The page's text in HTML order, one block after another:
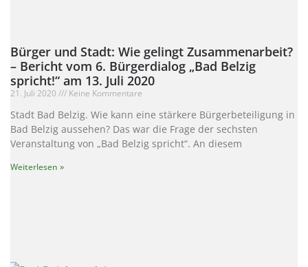
Bürger und Stadt: Wie gelingt Zusammenarbeit?
– Bericht vom 6. Bürgerdialog „Bad Belzig
spricht!“ am 13. Juli 2020
21. Juli 2020 Keine Kommentare
Stadt Bad Belzig. Wie kann eine stärkere Bürgerbeteiligung in
Bad Belzig aussehen? Das war die Frage der sechsten
Veranstaltung von „Bad Belzig spricht“. An diesem
Weiterlesen »